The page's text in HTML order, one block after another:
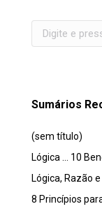
Search:
Sumários
(sem título)
Lógica … 10
Lógica, Razão
8 Princípios